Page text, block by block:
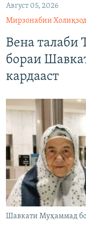
Август 05, 2026
Мирзонабии
Вена талаби
бораи
кардааст
Шавкати Муҳаммад